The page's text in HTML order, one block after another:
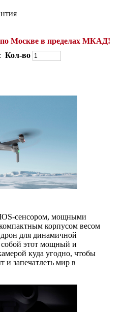
по Москве в пределах МКАД!
Кол-во
сенсором, мощными
корпусом весом
для динамичной
собой этот мощный и
куда угодно, чтобы
и запечатлеть мир в